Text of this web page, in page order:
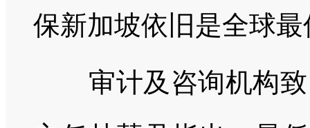
保新加坡依旧是全球
审计及咨询机构致